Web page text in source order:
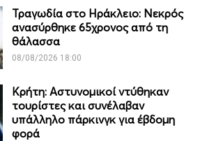
Τραγωδία στο Ηράκλειο: Νεκρός
ανασύρθηκε 65χρονος από τη
θάλασσα
08/08/2026 18:00
Κρήτη: Αστυνομικοί ντύθηκαν
τουρίστες και συνέλαβαν
υπάλληλο πάρκινγκ για έβδομη
φορά